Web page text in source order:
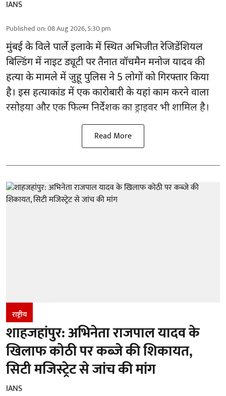
IANS
Published on:08 Aug 2026, 5:30 pm
मुंबई के विले पार्ले इलाके में स्थित अभिजीत रेजिडेंशियल
बिल्डिंग में नाइट ड्यूटी पर तैनात वॉचमैन मनोज यादव की
हत्या के मामले में जुहू पुलिस ने 5 लोगों को गिरफ्तार किया
है। इस हत्याकांड में एक कारोबारी के यहां काम करने वाला
रसोइया और एक फिल्म निर्देशक का ड्राइवर भी शामिल है।
Read More
राष्ट्रीय
शाहजहांपुर: अभिनेता राजपाल यादव के
खिलाफ कोठी पर कब्जे की शिकायत,
सिटी मजिस्ट्रेट से जांच की मांग
IANS